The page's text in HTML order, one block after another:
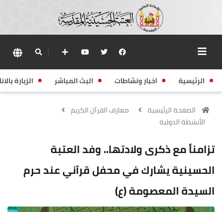
الرئيسية اخبار ونشاطات البث المباشر الزيارة
الصفحة الرئيسية
معارف القرآن الكريم
الأنشطة الدولية
تزامناً مع ذكرى ولادتها.. وفد العتبة
الحسينية يشارك في محفل قرآني عند حرم
السيدة المعصومة (ع)